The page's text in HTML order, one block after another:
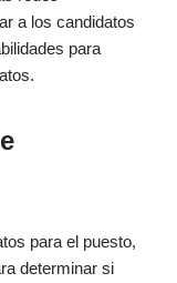
a los candidatos
para
para el puesto,
determinar si